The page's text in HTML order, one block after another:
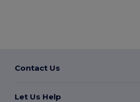
Contact Us
Let Us Help